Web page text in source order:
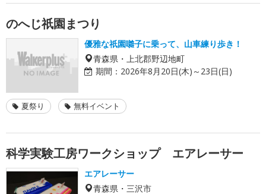
のへじ祇園まつり
優雅な祇園囃子に乗って、山車練り歩き！
青森県・上北郡野辺地町
期間： 2026年8月20日(木)～23日(日)
夏祭り 無料イベント
科学実験工房ワークショップ エアレーサー
エアレーサー
青森県・三沢市